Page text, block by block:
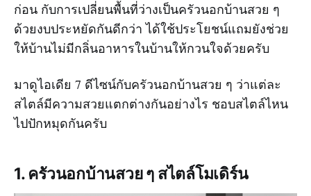
ก่อน กับการเปลี่ยนพื้นที่ว่างเป็นครัวนอกบ้านสวย ๆ
ด้วยงบประหยัดกันดีกว่า ได้ใช้ประโยชน์แถมยังช่วย
ให้บ้านไม่มีกลิ่นอาหารในบ้านให้กวนใจด้วยครับ
มาดูไอเดีย 7 ดีไซน์กับครัวนอกบ้านสวย ๆ ว่าแต่ละ
สไตล์มีความสวยแตกต่างกันอย่างไร ชอบสไตล์ไหน
ไปปักหมุดกันครับ
1. ครัวนอกบ้านสวย ๆ สไตล์โมเดิร์น